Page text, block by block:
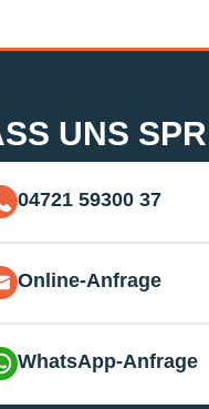
UNS
04721 59300 37
Online-Anfrage
WhatsApp-Anfrage